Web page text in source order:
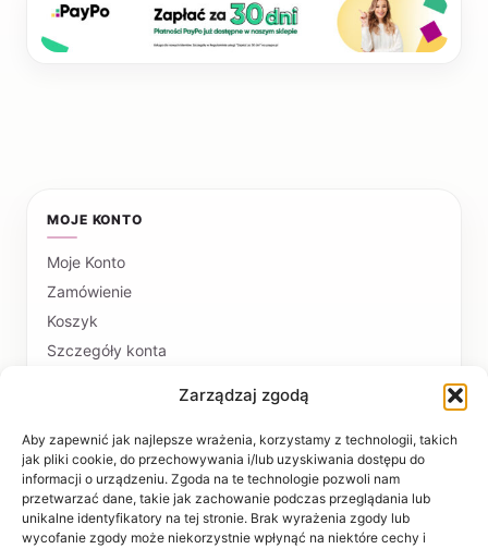
Zarządzaj zgodą
Aby zapewnić jak najlepsze wrażenia, korzystamy z technologii, takich
jak pliki cookie, do przechowywania i/lub uzyskiwania dostępu do
informacji o urządzeniu. Zgoda na te technologie pozwoli nam
przetwarzać dane, takie jak zachowanie podczas przeglądania lub
unikalne identyfikatory na tej stronie. Brak wyrażenia zgody lub
wycofanie zgody może niekorzystnie wpłynąć na niektóre cechy i
MOJE KONTO
Moje Konto
Zamówienie
Koszyk
Szczegóły konta
PŁATNOŚCI I DOSTAWA
Formy płatności
Czas realizacji i koszty dostawy
INFORMACJE